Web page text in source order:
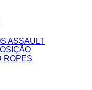
ASSAULT
ROPES